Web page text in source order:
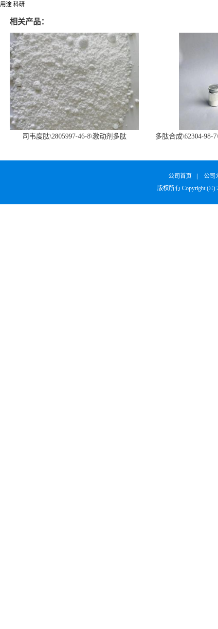
用途 科研
相关产品：
司韦度肽\2805997-46-8\激动剂多肽
多肽合成\62304-98-
公司首页
公司
版权所有 Copyright (©)